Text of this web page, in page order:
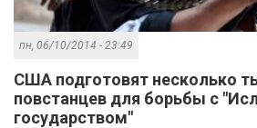
пн, 06/10/2014 - 23:49
США подготовят несколько
повстанцев для борьбы с
государством"